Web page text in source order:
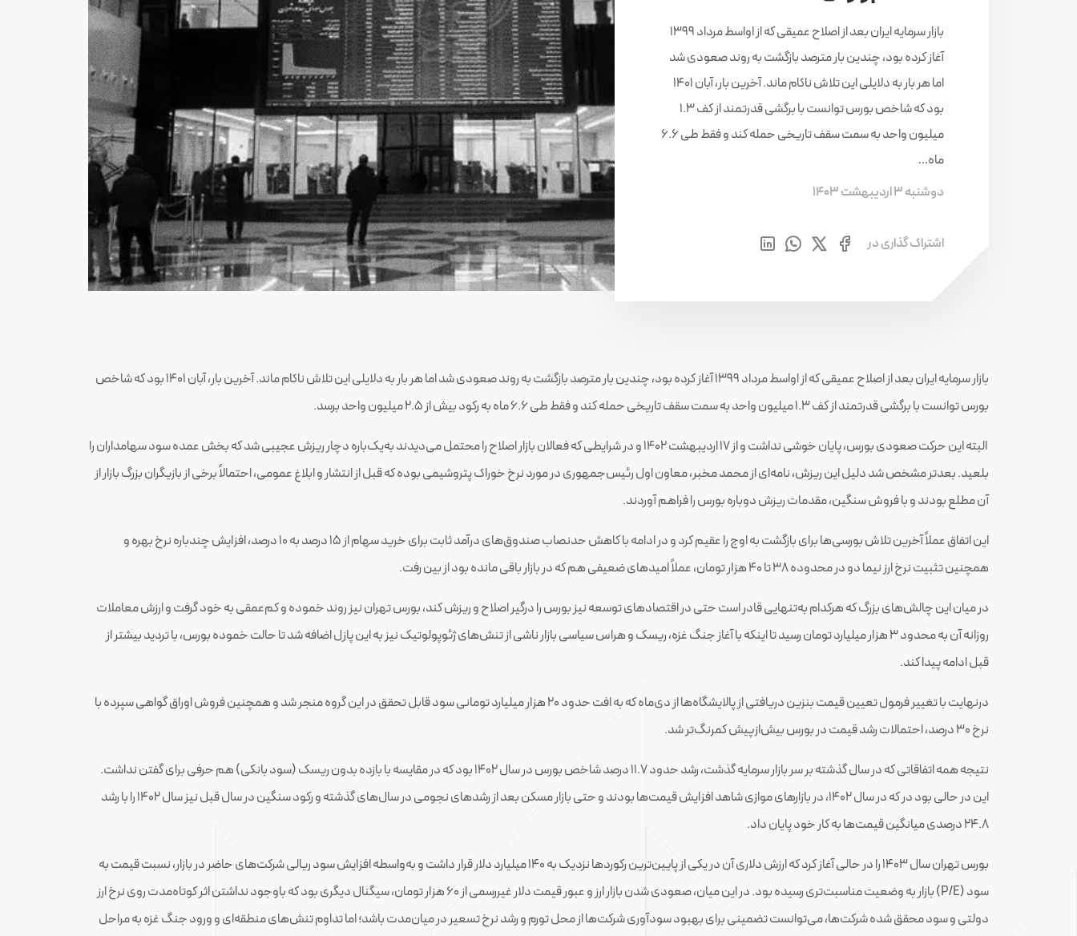
بازار سرمایه ایران بعد از اصلاح عمیقی که از اواسط مرداد 1399
آغاز کرده بود، چندین بار مترصد بازگشت به روند صعودی شد
اما هر بار به دلایلی این تلاش ناکام ماند. آخرین بار، آبان 1401
بود که شاخص بورس توانست با برگشی قدرتمند از کف 1.3
میلیون واحد به سمت سقف تاریخی حمله کند و فقط طی 6.6
ماه…
دوشنبه 3 اردیبهشت 1403
اشتراک گذاری در
بازار سرمایه ایران بعد از اصلاح عمیقی که از اواسط مرداد 1399 آغاز کرده بود، چندین بار مترصد بازگشت به روند صعودی شد اما هر بار به دلایلی این تلاش ناکام ماند. آخرین بار، آبان 1401 بود که شاخص
بورس توانست با برگشی قدرتمند از کف 1.3 میلیون واحد به سمت سقف تاریخی حمله کند و فقط طی 6.6 ماه به رکود بیش از 2.5 میلیون واحد برسد.
البته این حرکت صعودی بورس، پایان خوشی نداشت و از 17 اردیبهشت 1402 و در شرایطی که فعالان بازار اصلاح را محتمل می‌دیدند به‌یک‌باره دچار ریزش عجیبی شد که بخش عمده سود سهامداران را
بلعید. بعدتر مشخص شد دلیل این ریزش، نامه‌ای از محمد مخبر، معاون اول رئیس‌جمهوری در مورد نرخ خوراک پتروشیمی بوده که قبل از انتشار و ابلاغ عمومی، احتمالاً برخی از بازیگران بزرگ بازار از
آن مطلع بودند و با فروش سنگین، مقدمات ریزش دوباره بورس را فراهم آوردند.
این اتفاق عملاً آخرین تلاش بورسی‌ها برای بازگشت به اوج را عقیم کرد و در ادامه با کاهش حدنصاب صندوق‌های درآمد ثابت برای خرید سهام از 15 درصد به 10 درصد، افزایش چندباره نرخ بهره و
همچنین تثبیت نرخ ارز نیما دو در محدوده 38 تا 40 هزار تومان، عملاً امیدهای ضعیفی هم که در بازار باقی مانده بود از بین رفت.
در میان این چالش‌های بزرگ که هرکدام به‌تنهایی قادر است حتی در اقتصادهای توسعه نیز بورس را درگیر اصلاح و ریزش کند، بورس تهران نیز روند خموده و کم‌عمقی به خود گرفت و ارزش معاملات
روزانه آن به محدود 3 هزار میلیارد تومان رسید تا اینکه با آغاز جنگ غزه، ریسک و هراس سیاسی بازار ناشی از تنش‌های ژئوپولوتیک نیز به این پازل اضافه شد تا حالت خموده بورس، با تردید بیشتر از
قبل ادامه پیدا کند.
درنهایت با تغییر فرمول تعیین قیمت بنزین دریافتی از پالایشگاه‌ها از دی‌ماه که به افت حدود 20 هزار میلیارد تومانی سود قابل تحقق در این گروه منجر شد و همچنین فروش اوراق گواهی سپرده با
نرخ 30 درصد، احتمالات رشد قیمت در بورس بیش‌ازپیش کمرنگ‌تر شد.
نتیجه همه اتفاقاتی که در سال گذشته بر سر بازار سرمایه گذشت، رشد حدود 11.7 درصد شاخص بورس در سال 1402 بود که در مقایسه با بازده بدون ریسک (سود بانکی) هم حرفی برای گفتن نداشت.
این در حالی بود در که در سال 1402، در بازارهای موازی شاهد افزایش قیمت‌ها بودند و حتی بازار مسکن بعد از رشدهای نجومی در سال‌های گذشته و رکود سنگین در سال قبل نیز سال 1402 را با رشد
24.8 درصدی میانگین قیمت‌ها به کار خود پایان داد.
بورس تهران سال 1403 را در حالی آغاز کرد که ارزش دلاری آن در یکی از پایین‌ترین رکوردها نزدیک به 140 میلیارد دلار قرار داشت و به‌واسطه افزایش سود ریالی شرکت‌های حاضر در بازار، نسبت قیمت به
سود (P/E) بازار به وضعیت مناسبت‌تری رسیده بود. در این میان، صعودی شدن بازار ارز و عبور قیمت دلار غیررسمی از 60 هزار تومان، سیگنال دیگری بود که باوجود نداشتن اثر کوتاه‌مدت روی نرخ ارز
دولتی و سود محقق شده شرکت‌ها، می‌توانست تضمینی برای بهبود سودآوری شرکت‌ها از محل تورم و رشد نرخ تسعیر در میان‌مدت باشد؛ اما تداوم تنش‌های منطقه‌ای و ورود جنگ غزه به مراحل